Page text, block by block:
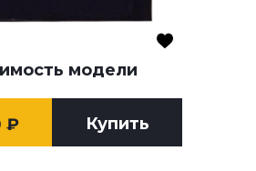
модели
₽ Купить